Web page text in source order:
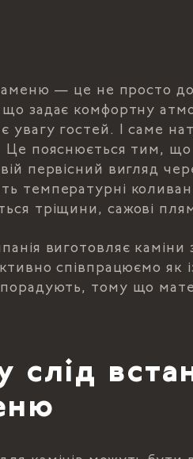
— це не просто
задає комфортну
увагу гостей. І саме
Це пояснюється тим,
первісний вигляд
температурні
тріщини, сажові
виготовляє
співпрацюємо
тому що
слід